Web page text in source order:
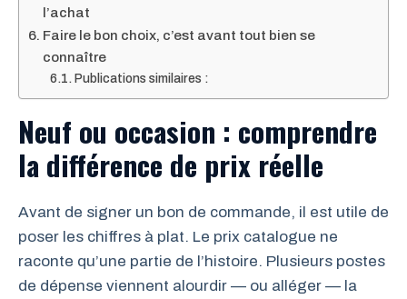
l’achat
Faire le bon choix, c’est avant tout bien se
connaître
Publications similaires :
Neuf ou occasion : comprendre
la différence de prix réelle
Avant de signer un bon de commande, il est utile de
poser les chiffres à plat. Le prix catalogue ne
raconte qu’une partie de l’histoire. Plusieurs postes
de dépense viennent alourdir — ou alléger — la